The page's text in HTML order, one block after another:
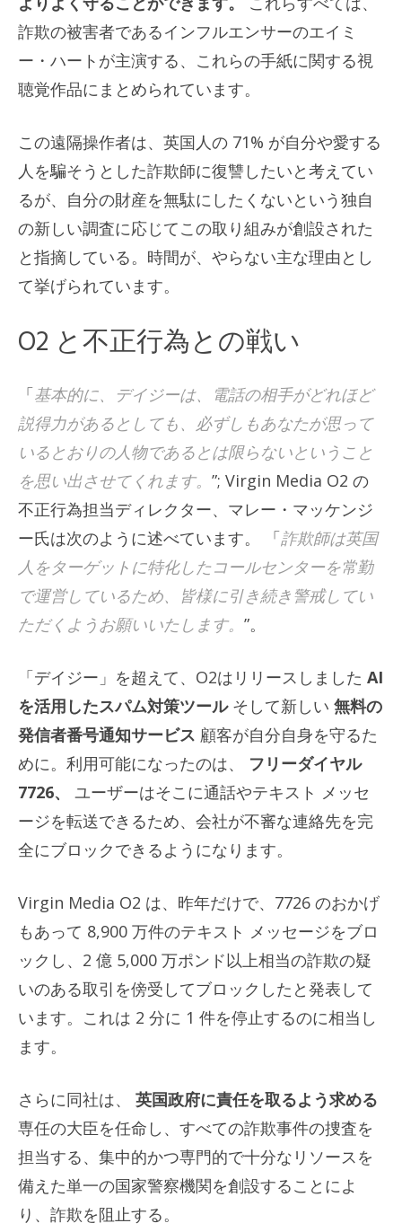
詐欺の被害者であるインフルエンサーのエイミ
ー・ハートが主演する、これらの手紙に関する視
聴覚作品にまとめられています。
この遠隔操作者は、英国人の 71% が自分や愛する
人を騙そうとした詐欺師に復讐したいと考えてい
るが、自分の財産を無駄にしたくないという独自
の新しい調査に応じてこの取り組みが創設された
と指摘している。時間が、やらない主な理由とし
て挙げられています。
O2 と不正行為との戦い
「基本的に、デイジーは、電話の相手がどれほど
説得力があるとしても、必ずしもあなたが思って
いるとおりの人物であるとは限らないということ
を思い出させてくれます。 ”; Virgin Media O2 の
不正行為担当ディレクター、マレー・マッケンジ
ー氏は次のように述べています。 「詐欺師は英国
人をターゲットに特化したコールセンターを常勤
で運営しているため、皆様に引き続き警戒してい
ただくようお願いいたします。 ”。
「デイジー」を超えて、O2はリリースしました AI
を活用したスパム対策ツールそして新しい 無料の
発信者番号通知サービス 顧客が自分自身を守るた
めに。利用可能になったのは、 フリーダイヤル
7726、
ユーザーはそこに通話やテキスト メッセ
ージを転送できるため、会社が不審な連絡先を完
全にブロックできるようになります。
Virgin Media O2 は、昨年だけで、7726 のおかげ
もあって 8,900 万件のテキスト メッセージをブロ
ックし、2 億 5,000 万ポンド以上相当の詐欺の疑
いのある取引を傍受してブロックしたと発表して
います。これは 2 分に 1 件を停止するのに相当し
ます。
さらに同社は、 英国政府に責任を取るよう求める
専任の大臣を任命し、すべての詐欺事件の捜査を
担当する、集中的かつ専門的で十分なリソースを
備えた単一の国家警察機関を創設することによ
り、詐欺を阻止する。